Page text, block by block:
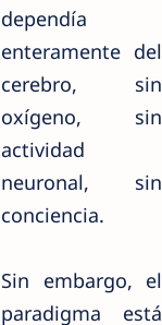
dependía
enteramente del
cerebro, sin
oxígeno, sin
actividad
neuronal, sin
conciencia.
Sin embargo, el
paradigma está